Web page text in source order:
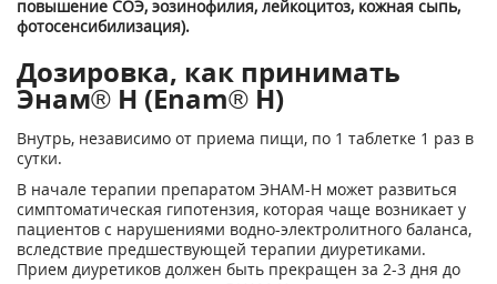
повышение СОЭ, эозинофилия, лейкоцитоз, кожная сыпь,
фотосенсибилизация).
Дозировка, как принимать
Энам® Н (Enam® H)
Внутрь, независимо от приема пищи, по 1 таблетке 1 раз в
сутки.
В начале терапии препаратом ЭНАМ-Н может развиться
симптоматическая гипотензия, которая чаще возникает у
пациентов с нарушениями водно-электролитного баланса,
вследствие предшествующей терапии диуретиками.
Прием диуретиков должен быть прекращен за 2-3 дня до